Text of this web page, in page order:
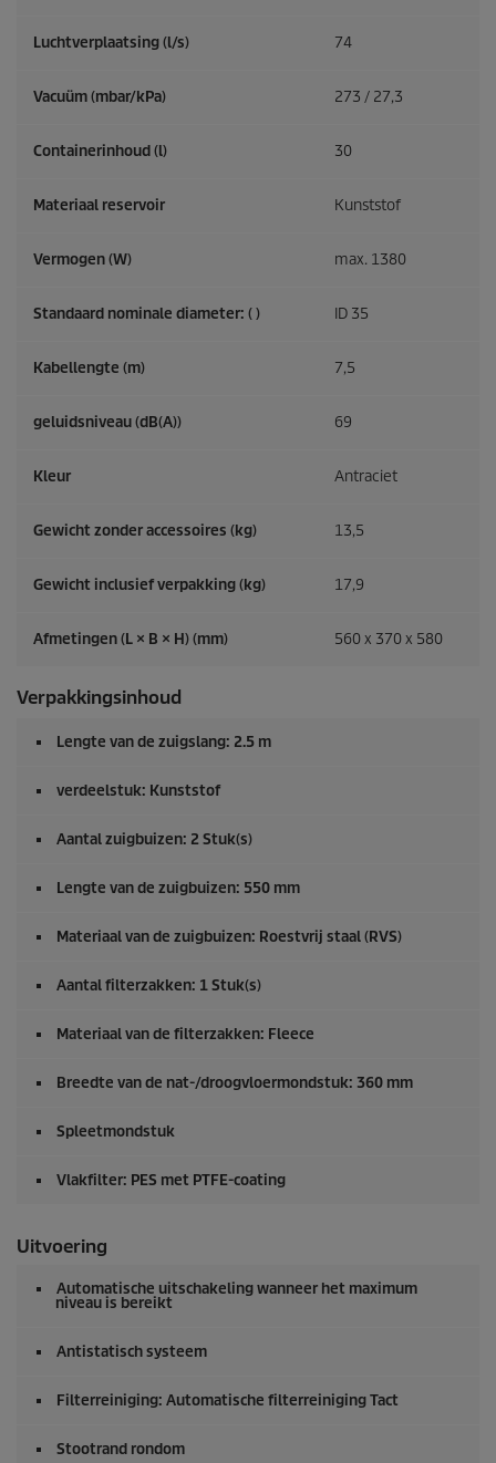
Luchtverplaatsing (l/s) 74
Vacuüm (mbar/kPa) 273 / 27,3
Containerinhoud (l) 30
Materiaal reservoir Kunststof
Vermogen (W) max. 1380
Standaard nominale diameter: ( ) ID 35
Kabellengte (m) 7,5
geluidsniveau (dB(A)) 69
Kleur Antraciet
Gewicht zonder accessoires (kg) 13,5
Gewicht inclusief verpakking (kg) 17,9
Afmetingen (L × B × H) (mm) 560 x 370 x 580
Verpakkingsinhoud
Lengte van de zuigslang: 2.5 m
verdeelstuk: Kunststof
Aantal zuigbuizen: 2 Stuk(s)
Lengte van de zuigbuizen: 550 mm
Materiaal van de zuigbuizen: Roestvrij staal (RVS)
Aantal filterzakken: 1 Stuk(s)
Materiaal van de filterzakken: Fleece
Breedte van de nat-/droogvloermondstuk: 360 mm
Spleetmondstuk
Vlakfilter: PES met PTFE-coating
Uitvoering
Automatische uitschakeling wanneer het maximum
niveau is bereikt
Antistatisch systeem
Filterreiniging: Automatische filterreiniging Tact
Stootrand rondom